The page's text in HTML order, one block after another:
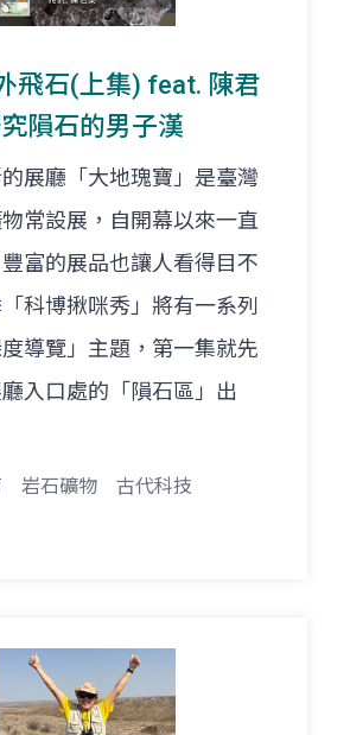
飛石(上集) feat. 陳君
隕石的男子漢
展廳「大地瑰寶」是臺灣
常設展，自開幕以來一直
富的展品也讓人看得目不
科博揪咪秀」將有一系列
導覽」主題，第一集就先
入口處的「隕石區」出
岩石礦物 古代科技